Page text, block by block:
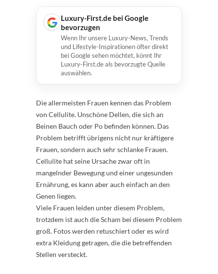
Luxury-First.de bei Google
bevorzugen
Wenn Ihr unsere Luxury-News, Trends
und Lifestyle-Inspirationen öfter direkt
bei Google sehen möchtet, könnt Ihr
Luxury-First.de als bevorzugte Quelle
auswählen.
Die allermeisten Frauen kennen das Problem
von Cellulite. Unschöne Dellen, die sich an
Beinen Bauch oder Po befinden können. Das
Problem betrifft übrigens nicht nur kräftigere
Frauen, sondern auch sehr schlanke Frauen.
Cellulite hat seine Ursache zwar oft in
mangelnder Bewegung und einer ungesunden
Ernährung, es kann aber auch einfach an den
Genen liegen.
Viele Frauen leiden unter diesem Problem,
trotzdem ist auch die Scham bei diesem Problem
groß. Fotos werden retuschiert oder es wird
extra Kleidung getragen, die die betreffenden
Stellen versteckt.